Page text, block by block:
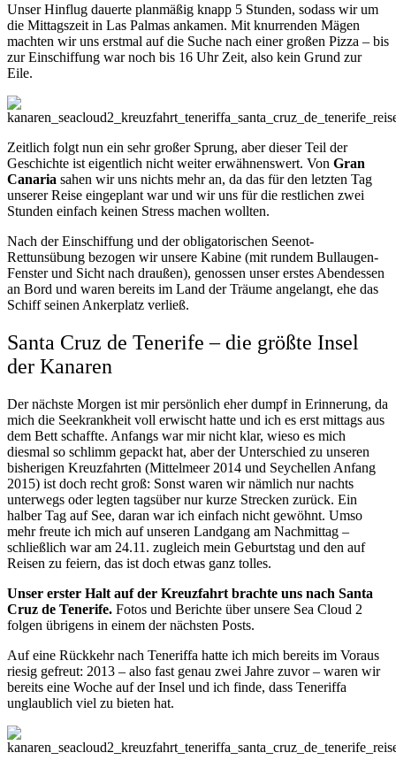
Unser Hinflug dauerte planmäßig knapp 5 Stunden, sodass wir um
die Mittagszeit in Las Palmas ankamen. Mit knurrenden Mägen
machten wir uns erstmal auf die Suche nach einer großen Pizza – bis
zur Einschiffung war noch bis 16 Uhr Zeit, also kein Grund zur
Eile.
Zeitlich folgt nun ein sehr großer Sprung, aber dieser Teil der
Geschichte ist eigentlich nicht weiter erwähnenswert. Von Gran
Canaria sahen wir uns nichts mehr an, da das für den letzten Tag
unserer Reise eingeplant war und wir uns für die restlichen zwei
Stunden einfach keinen Stress machen wollten.
Nach der Einschiffung und der obligatorischen Seenot-
Rettunsübung bezogen wir unsere Kabine (mit rundem Bullaugen-
Fenster und Sicht nach draußen), genossen unser erstes Abendessen
an Bord und waren bereits im Land der Träume angelangt, ehe das
Schiff seinen Ankerplatz verließ.
Santa Cruz de Tenerife – die größte Insel
der Kanaren
Der nächste Morgen ist mir persönlich eher dumpf in Erinnerung, da
mich die Seekrankheit voll erwischt hatte und ich es erst mittags aus
dem Bett schaffte. Anfangs war mir nicht klar, wieso es mich
diesmal so schlimm gepackt hat, aber der Unterschied zu unseren
bisherigen Kreuzfahrten (Mittelmeer 2014 und Seychellen Anfang
2015) ist doch recht groß: Sonst waren wir nämlich nur nachts
unterwegs oder legten tagsüber nur kurze Strecken zurück. Ein
halber Tag auf See, daran war ich einfach nicht gewöhnt. Umso
mehr freute ich mich auf unseren Landgang am Nachmittag –
schließlich war am 24.11. zugleich mein Geburtstag und den auf
Reisen zu feiern, das ist doch etwas ganz tolles.
Unser erster Halt auf der Kreuzfahrt brachte uns nach Santa
Cruz de Tenerife. Fotos und Berichte über unsere Sea Cloud 2
folgen übrigens in einem der nächsten Posts.
Auf eine Rückkehr nach Teneriffa hatte ich mich bereits im Voraus
riesig gefreut: 2013 – also fast genau zwei Jahre zuvor – waren wir
bereits eine Woche auf der Insel und ich finde, dass Teneriffa
unglaublich viel zu bieten hat.